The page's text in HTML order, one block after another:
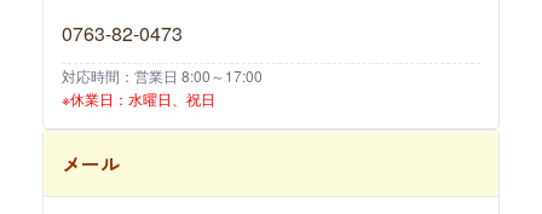
0763-82-0473
対応時間：営業日 8:00～17:00
※休業日：水曜日、祝日
メール